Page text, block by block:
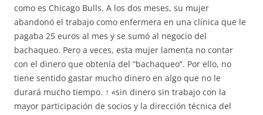
como es Chicago Bulls. A los dos meses, su mujer
abandonó el trabajo como enfermera en una clínica que le
pagaba 25 euros al mes y se sumó al negocio del
bachaqueo. Pero a veces, esta mujer lamenta no contar
con el dinero que obtenía del “bachaqueo”. Por ello, no
tiene sentido gastar mucho dinero en algo que no le
durará mucho tiempo. ↑ «sin dinero sin trabajo con la
mayor participación de socios y la dirección técnica del